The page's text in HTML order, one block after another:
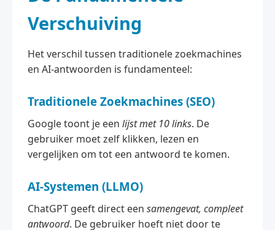
Verschuiving
Het verschil tussen traditionele zoekmachines
en AI-antwoorden is fundamenteel:
Traditionele Zoekmachines (SEO)
Google toont je een lijst met 10 links. De
gebruiker moet zelf klikken, lezen en
vergelijken om tot een antwoord te komen.
AI-Systemen (LLMO)
ChatGPT geeft direct een samengevat, compleet
antwoord. De gebruiker hoeft niet door te